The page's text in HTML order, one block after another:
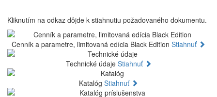
Kliknutím na odkaz dôjde k stiahnutiu požadovaného dokumentu.
Cenník a parametre, limitovaná edícia Black Edition Stiahnuť
Technické údaje Stiahnuť
Katalóg Stiahnuť